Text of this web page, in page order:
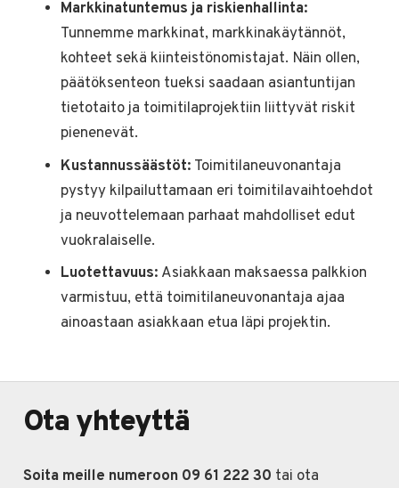
Markkinatuntemus ja riskienhallinta:
Tunnemme markkinat, markkinakäytännöt,
kohteet sekä kiinteistönomistajat. Näin ollen,
päätöksenteon tueksi saadaan asiantuntijan
tietotaito ja toimitilaprojektiin liittyvät riskit
pienenevät.
Kustannussäästöt: Toimitilaneuvonantaja
pystyy kilpailuttamaan eri toimitilavaihtoehdot
ja neuvottelemaan parhaat mahdolliset edut
vuokralaiselle.
Luotettavuus: Asiakkaan maksaessa palkkion
varmistuu, että toimitilaneuvonantaja ajaa
ainoastaan asiakkaan etua läpi projektin.
Ota yhteyttä
Soita meille numeroon 09 61 222 30 tai ota